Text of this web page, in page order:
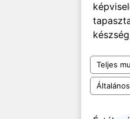
Teljes
Általános